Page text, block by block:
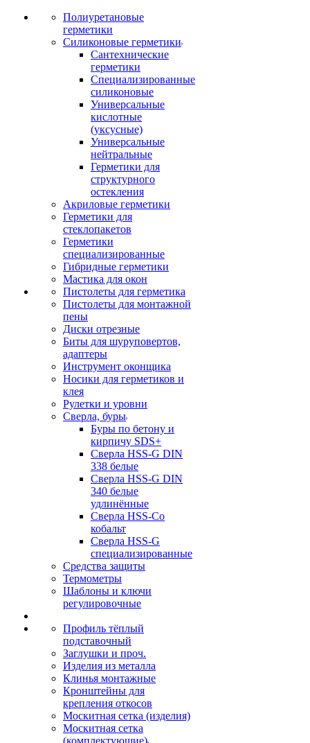
Полиуретановые
герметики
Силиконовые герметики
Сантехнические
герметики
Специализированные
силиконовые
Универсальные
кислотные
(уксусные)
Универсальные
нейтральные
Герметики для
структурного
остекления
Акриловые герметики
Герметики для
стеклопакетов
Герметики
специализированные
Гибридные герметики
Мастика для окон
Пистолеты для герметика
Пистолеты для монтажной
пены
Диски отрезные
Биты для шуруповертов,
адаптеры
Инструмент оконщика
Носики для герметиков и
клея
Рулетки и уровни
Сверла, буры
Буры по бетону и
кирпичу SDS+
Сверла HSS-G DIN
338 белые
Сверла HSS-G DIN
340 белые
удлинённые
Сверла HSS-Co
кобальт
Сверла HSS-G
специализированные
Средства защиты
Термометры
Шаблоны и ключи
регулировочные
Профиль тёплый
подставочный
Заглушки и проч.
Изделия из металла
Клинья монтажные
Кронштейны для
крепления откосов
Москитная сетка (изделия)
Москитная сетка
(комплектующие)